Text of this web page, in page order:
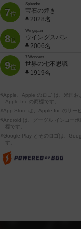
7位
Splendor
宝石の煌き
2028名
8位
Wingspan
ウイングスパン
2006名
9位
7 Wonders
世界の七不思議
1919名
※Apple、Apple のロゴ は、米国お
Apple Inc.の商標です。
※App Store は、Apple Inc.のサー
※Android は、グーグル インコーポ
標です。
※Google Play とそのロゴは、
す。